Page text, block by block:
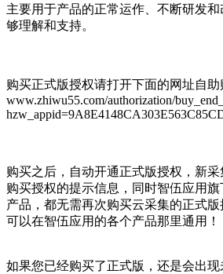
主要用于产品的正常运作、不断研发
够理解和支持。
购买正式版授权请打开下面的网址自助
www.zhiwu55.com/authorization/
购买之后，自动开通正式版授权，新
购买授权的提示信息，同时智伍应用
产品，都无需再次购买云采集的正式
可以在智伍应用的各个产品那里通用！
如果您已经购买了正式版，还是会出